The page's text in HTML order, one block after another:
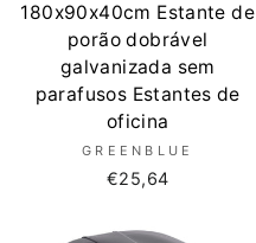
180x90x40cm Estante de
porão dobrável
galvanizada sem
parafusos Estantes de
oficina
GREENBLUE
€25,64